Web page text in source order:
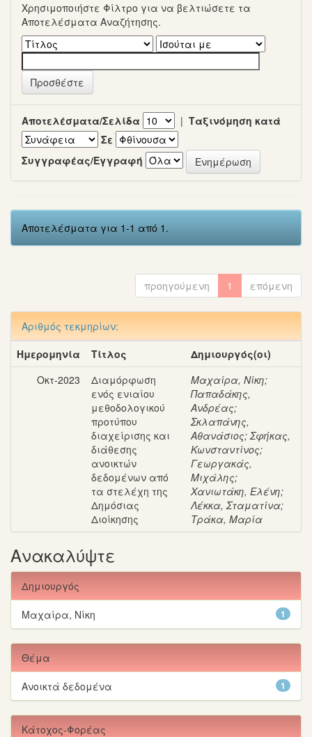
Χρησιμοποιήστε Φίλτρο για να βελτιώσετε τα
Αποτελέσματα Αναζήτησης.
Αποτελέσματα/Σελίδα | Ταξινόμηση κατά
Σε
Συγγραφέας/Εγγραφή
Αποτελέσματα για 1-1 από 1.
προηγούμενη 1 επόμενη
Αριθμός τεκμηρίων:
Ημερομηνία
Τίτλος
Δημιουργός(οι)
Οκτ-2023
Διαμόρφωση
ενός ενιαίου
μεθοδολογικού
προτύπου
διαχείρισης και
διάθεσης
ανοικτών
δεδομένων από
τα στελέχη της
Δημόσιας
Διοίκησης
Μαχαίρα, Νίκη;
Παπαδάκης,
Ανδρέας;
Σκλαπάνης,
Αθανάσιος;Σφήκας,
Κωνσταντίνος;
Γεωργακάς,
Μιχάλης;
Χανιωτάκη, Ελένη;
Λέκκα, Σταματίνα;
Τράκα, Μαρία
Ανακαλύψτε
Δημιουργός
1
Μαχαίρα, Νίκη
Θέμα
1
Ανοικτά δεδομένα
Κάτοχος-Φορέας